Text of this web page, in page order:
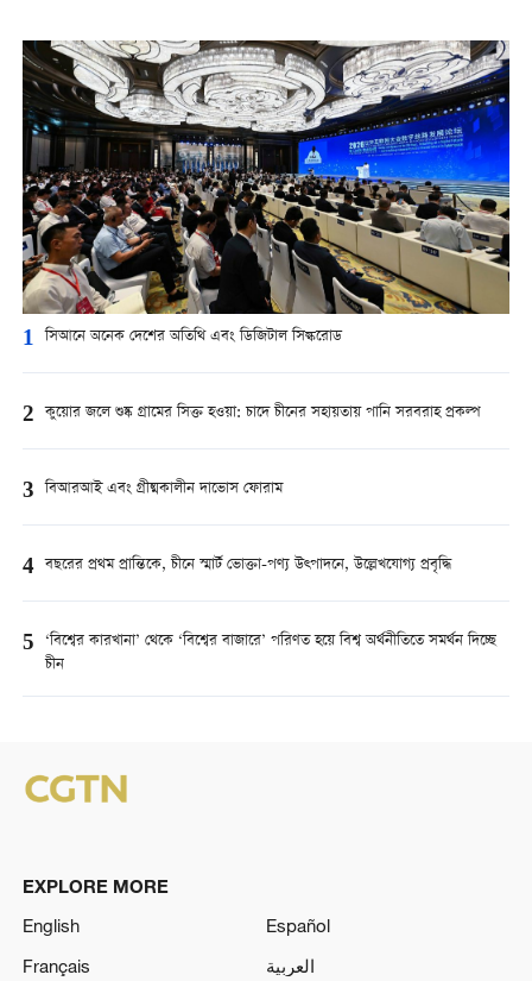
1 সিআনে অনেক দেশের অতিথি এবং ডিজিটাল সিল্করোড
2 কুয়োর জলে শুষ্ক গ্রামের সিক্ত হওয়া: চাদে চীনের সহায়তায় পানি সরবরাহ প্রকল্প
3 বিআরআই এবং গ্রীষ্মকালীন দাভোস ফোরাম
4 বছরের প্রথম প্রান্তিকে, চীনে স্মার্ট ভোক্তা-পণ্য উত্পাদনে, উল্লেখযোগ্য প্রবৃদ্ধি
5 ‘বিশ্বের কারখানা’ থেকে ‘বিশ্বের বাজারে’ পরিণত হয়ে বিশ্ব অর্থনীতিতে সমর্থন দিচ্ছে
চীন
EXPLORE MORE
English
Español
Français
العربية